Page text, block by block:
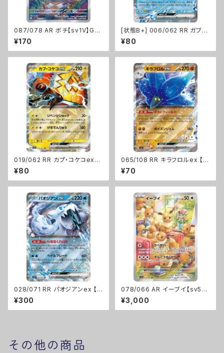
087/078 AR ボチ【sv1V】Gレ
ギュ
¥170
[状態B+] 006/062 RR ガブリ
アスex【sv3a】Gレギュ
¥80
019/062 RR カプ・コケコex【s
v3a】Gレギュ
¥80
065/108 RR キラフロルex 【s
v3】 Gレギュ
¥70
028/071 RR パオジアンex 【s
v2P】 Gレギュ
¥300
078/066 AR イーブイ【sv5a】
[H]
¥3,000
その他の商品